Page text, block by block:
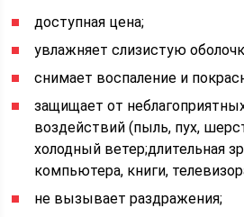
доступная цена;
увлажняет слизистую
снимает воспаление и
защищает от
воздействий (пыль, пух,
холодный ветер;длительная
компьютера, книги,
не вызывает раздражения;